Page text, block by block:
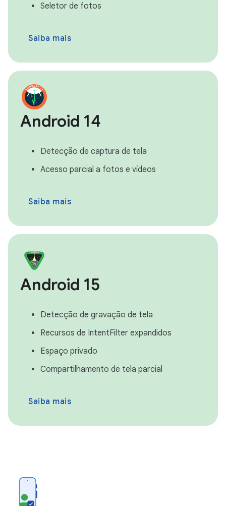
Seletor de fotos
Saiba mais
Android 14
Detecção de captura de tela
Acesso parcial a fotos e vídeos
Saiba mais
Android 15
Detecção de gravação de tela
Recursos de IntentFilter expandidos
Espaço privado
Compartilhamento de tela parcial
Saiba mais